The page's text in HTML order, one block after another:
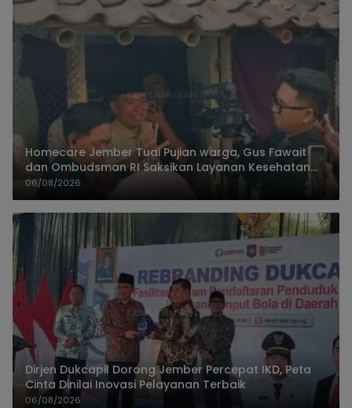
Homecare Jember Tuai Pujian warga, Gus Fawait
dan Ombudsman RI Saksikan Layanan Kesehatan
Rumah Pasien
06/08/2026
Dirjen Dukcapil Dorong Jember Percepat IKD, Peta
Cinta Dinilai Inovasi Pelayanan Terbaik
06/08/2026